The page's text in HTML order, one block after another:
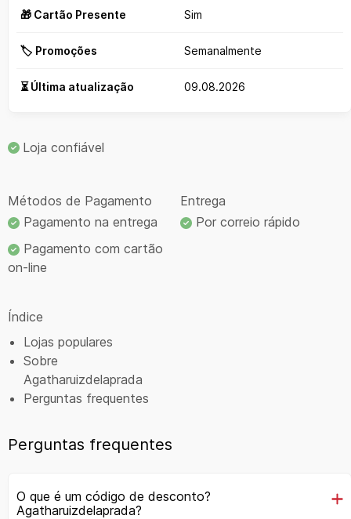
🎁 Cartão Presente Sim
🏷️ Promoções Semanalmente
⏳ Última atualização 09.08.2026
Loja confiável
Métodos de Pagamento
Pagamento na entrega
Pagamento com cartão
on-line
Entrega
Por correio rápido
Índice
Lojas populares
Sobre
Agatharuizdelaprada
Perguntas frequentes
Perguntas frequentes
O que é um código de desconto?
Agatharuizdelaprada?